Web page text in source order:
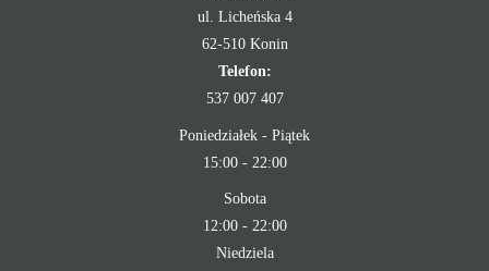
ul. Licheńska 4
62-510 Konin
Telefon:
537 007 407
Poniedziałek - Piątek
15:00 - 22:00
Sobota
12:00 - 22:00
Niedziela